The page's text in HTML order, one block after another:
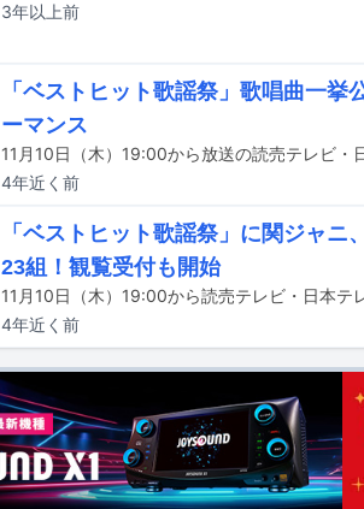
3年以上前
「ベストヒット歌謡祭」歌唱曲一
ーマンス
4年近く 前
「ベストヒット歌謡祭」に関ジャ
23組！観覧受付も開始
4年近く 前